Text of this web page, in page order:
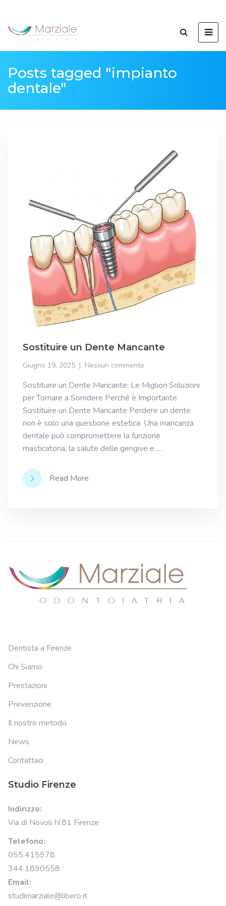
Posts tagged "impianto
dentale"
Sostituire un Dente Mancante
Giugno 19, 2025 Nessun commento
Sostituire un Dente Mancante: Le Migliori Soluzioni
per Tornare a Sorridere Perché è Importante
Sostituire un Dente Mancante Perdere un dente
non è solo una questione estetica. Una mancanza
dentale può compromettere la funzione
masticatoria, la salute delle gengive e …
Read More
Dentista a Firenze
Chi Siamo
Prestazioni
Prevenzione
Il nostro metodo
News
Contattaci
Studio Firenze
Indirizzo:
Via di Novoli N.81 Firenze
Telefono:
055.415978
344.1890558
Email:
studimarziale@libero.it